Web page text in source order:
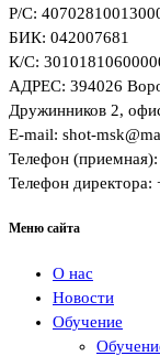
Р/С:
БИК: 042007681
К/C:
АДРЕС: 394026
Дружинников 2,
E-mail: shot-
Телефон
Телефон
Меню сайта
О нас
Новости
Обучение